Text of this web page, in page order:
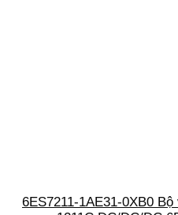
6ES7211-1AE31-0XB0